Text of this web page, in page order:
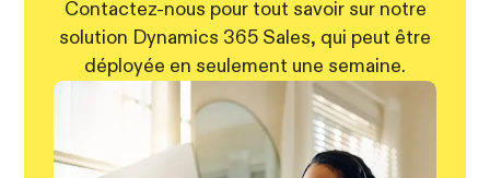
Contactez-nous pour tout savoir sur notre
solution Dynamics 365 Sales, qui peut être
déployée en seulement une semaine.